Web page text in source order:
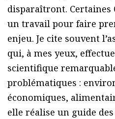
disparaîtront. Certaines
un travail pour faire
enjeu. Je cite souvent
qui, à mes yeux,
scientifique
problématiques :
économiques,
elle réalise un guide